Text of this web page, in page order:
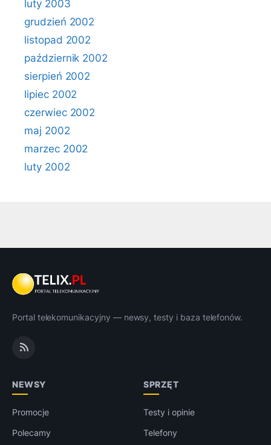
luty 2003
grudzień 2002
listopad 2002
październik 2002
sierpień 2002
lipiec 2002
czerwiec 2002
maj 2002
marzec 2002
luty 2002
Portal telekomunikacyjny — newsy, testy i baza telefonów.
NEWSY
Promocje
Polecamy
SPRZĘT
Testy i opinie
Telefony